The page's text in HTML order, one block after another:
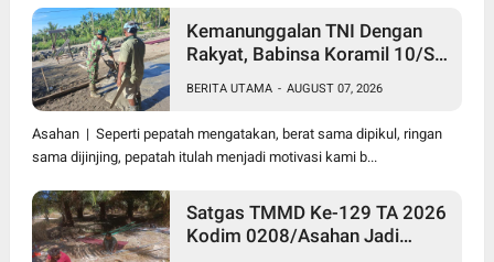
Kemanunggalan TNI Dengan
Rakyat, Babinsa Koramil 10/SK
(Cor) Bangun Rumah Warga
BERITA UTAMA - AUGUST 07, 2026
Asahan | Seperti pepatah mengatakan, berat sama dipikul, ringan
sama dijinjing, pepatah itulah menjadi motivasi kami b...
Satgas TMMD Ke-129 TA 2026
Kodim 0208/Asahan Jadi